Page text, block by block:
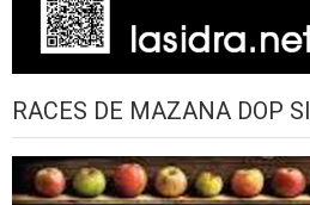
RACES DE MAZANA DOP